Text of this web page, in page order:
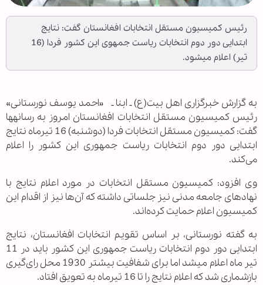
رئیس کمیسیون مستقل انتخابات افغانستان گفت: نتایج
ابتدایی دور دوم انتخابات ریاست جمهوی این کشور فردا (16
تیر) اعلام می‎شود.
به گزارش خبرگزاری اهل بیت(ع) ـ ابنا ـ «احمد یوسف نورستانی»
رئیس کمیسیون مستقل انتخابات افغانستان امروز به رسانه‎ها
گفت: کمیسیون مستقل انتخابات فردا (دوشنبه) 16 تیرماه نتایج
ابتدایی دور دوم انتخابات ریاست جمهوری این کشور را اعلام
می‌کند.
وی افزود: کمیسیون مستقل انتخابات در مورد اعلام نتایج با
نهادهای جامعه مدنی نیز جلساتی داشته که آن‌ها نیز از اقدام این
کمیسیون اعلام حمایت کرده‌اند.
به گفته نورستانی، بر اساس تقویم انتخابات افغانستان، نتایج
ابتدایی دور دوم انتخابات ریاست جمهوری این کشور باید در 11
تیر ماه اعلام می‎شد اما برای شفافیت بیشتر 1930 محل رای‌گیری
بازشماری شد که اعلام نتایج را تا 16 تیرماه به تعویق افتاد.